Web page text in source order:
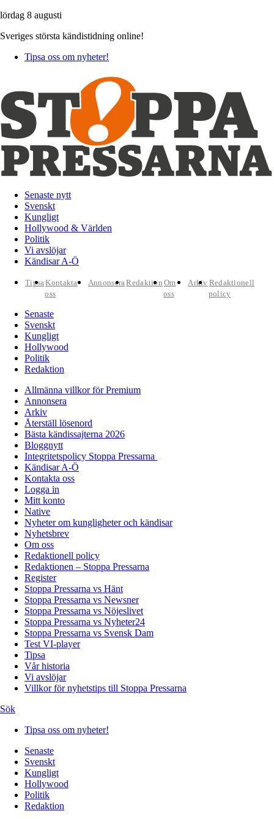
lördag 8 augusti
Sveriges största kändistidning online!
Tipsa oss om nyheter!
Senaste nytt
Svenskt
Kungligt
Hollywood & Världen
Politik
Vi avslöjar
Kändisar A-Ö
TipsaKontakta
oss
AnnonseraRedaktion Om
oss
Arkiv Redaktionell
policy
Senaste
Svenskt
Kungligt
Hollywood
Politik
Redaktion
Allmänna villkor för Premium
Annonsera
Arkiv
Återställ lösenord
Bästa kändissajterna 2026
Bloggnytt
Integritetspolicy Stoppa Pressarna
Kändisar A-Ö
Kontakta oss
Logga in
Mitt konto
Native
Nyheter om kungligheter och kändisar
Nyhetsbrev
Om oss
Redaktionell policy
Redaktionen – Stoppa Pressarna
Register
Stoppa Pressarna vs Hänt
Stoppa Pressarna vs Newsner
Stoppa Pressarna vs Nöjeslivet
Stoppa Pressarna vs Nyheter24
Stoppa Pressarna vs Svensk Dam
Test VI-player
Tipsa
Vår historia
Vi avslöjar
Villkor för nyhetstips till Stoppa Pressarna
Sök
Tipsa oss om nyheter!
Senaste
Svenskt
Kungligt
Hollywood
Politik
Redaktion